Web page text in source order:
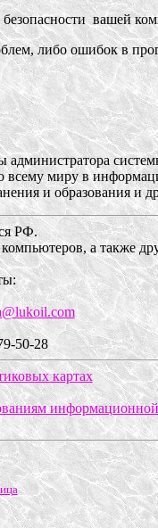
вашей
либо ошибок в
администратора
миру в
и образования и
РФ.
а также
50-28
картах